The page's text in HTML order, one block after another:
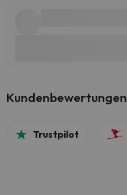
Kundenbewertungen
Trustpilot